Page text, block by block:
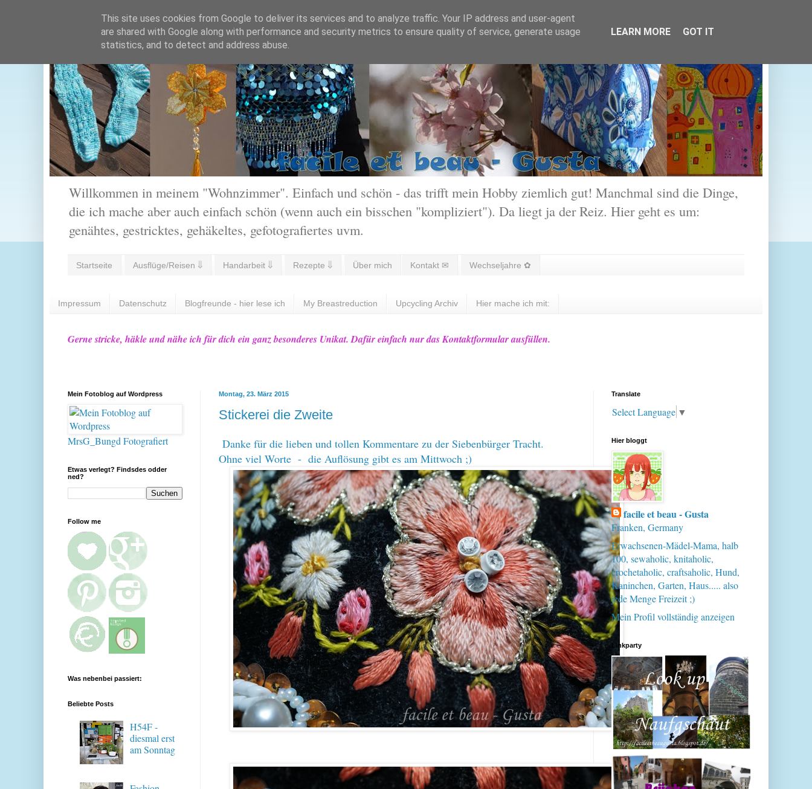
Willkommen in meinem "Wohnzimmer". Einfach und schön - das trifft mein Hobby ziemlich gut! Manchmal sind die Dinge,
die ich mache aber auch einfach schön (wenn auch ein bisschen "kompliziert"). Da liegt ja der Reiz. Hier geht es um:
genähtes, gestricktes, gehäkeltes, gefotografiertes uvm.
Startseite Ausflüge/Reisen ⇓ Handarbeit ⇓ Rezepte ⇓ Über mich Kontakt ✉ Wechseljahre ✿
Impressum Datenschutz Blogfreunde - hier lese ich My Breastreduction Upcycling Archiv Hier mache ich mit:
Gerne stricke, häkle und nähe ich für dich ein ganz besonderes Unikat. Dafür einfach nur das Kontaktformular ausfüllen.
Montag, 23. März 2015
Stickerei die Zweite
Danke für die lieben und tollen Kommentare zu der Siebenbürger Tracht.
Ohne viel Worte - die Auflösung gibt es am Mittwoch ;)
Mein Fotoblog auf Wordpress
MrsG_Bungd Fotografiert
Etwas verlegt? Findsdes odder
ned?
Follow me
Was nebenbei passiert:
Beliebte Posts
H54F -
diesmal erst
am Sonntag
Translate
Select Language ▼
Hier bloggt
facile et beau - Gusta
Franken, Germany
Erwachsenen-Mädel-Mama, halb
100, sewaholic, knitaholic,
crochetaholic, craftsaholic, Hund,
Kaninchen, Garten, Haus..... also
jede Menge Freizeit ;)
Mein Profil vollständig anzeigen
Linkparty
This site uses cookies from Google to deliver its services and to analyze traffic. Your IP address and user-agent
are shared with Google along with performance and security metrics to ensure quality of service, generate usage
statistics, and to detect and address abuse.
LEARN MORE GOT IT